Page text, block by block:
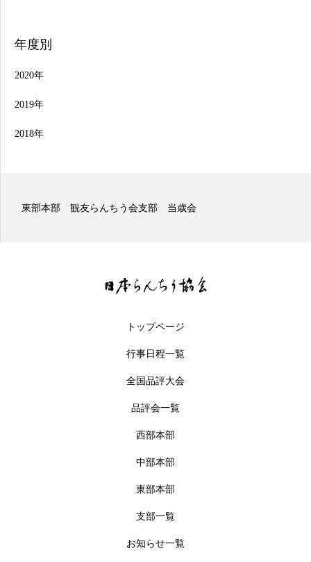
年度別
2020年
2019年
2018年
う会支部 当歳会
トップページ
行事日程一覧
全国品評大会
品評会一覧
西部本部
中部本部
東部本部
支部一覧
お知らせ一覧